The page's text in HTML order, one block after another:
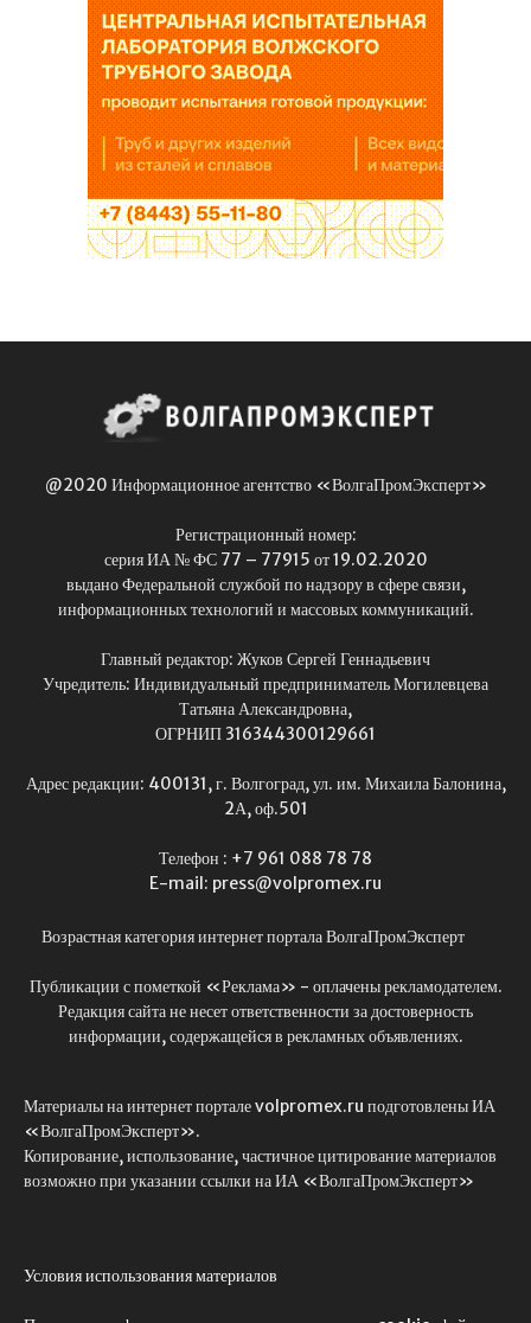
@2020 Информационное агентство «ВолгаПромЭксперт»
Регистрационный номер:
серия ИА № ФС 77 – 77915 от 19.02.2020
выдано Федеральной службой по надзору в сфере связи,
информационных технологий и массовых коммуникаций.
Главный редактор: Жуков Сергей Геннадьевич
Учредитель: Индивидуальный предприниматель Могилевцева
Татьяна Александровна,
ОГРНИП 316344300129661
Адрес редакции: 400131, г. Волгоград, ул. им. Михаила Балонина,
2А, оф.501
Телефон : +7 961 088 78 78
E-mail: press@volpromex.ru
Возрастная категория интернет портала ВолгаПромЭксперт
Публикации с пометкой «Реклама» - оплачены рекламодателем.
Редакция сайта не несет ответственности за достоверность
информации, содержащейся в рекламных объявлениях.
Материалы на интернет портале volpromex.ru подготовлены ИА
«ВолгаПромЭксперт».
Копирование, использование, частичное цитирование материалов
возможно при указании ссылки на ИА «ВолгаПромЭксперт»
Условия использования материалов